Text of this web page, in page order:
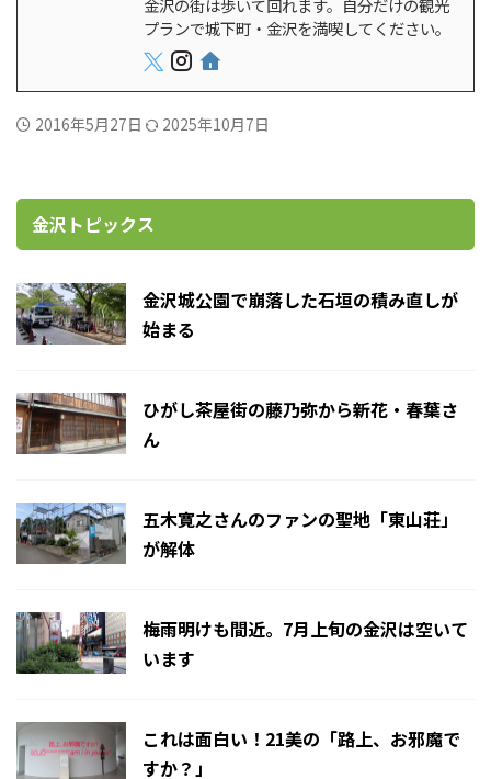
金沢の街は歩いて回れます。自分だけの観光
プランで城下町・金沢を満喫してください。
2016年5月27日 2025年10月7日
金沢トピックス
金沢城公園で崩落した石垣の積み直しが
始まる
ひがし茶屋街の藤乃弥から新花・春葉さ
ん
五木寛之さんのファンの聖地「東山荘」
が解体
梅雨明けも間近。7月上旬の金沢は空いて
います
これは面白い！21美の「路上、お邪魔で
すか？」